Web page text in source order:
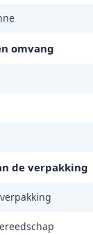
omvang
de verpakking